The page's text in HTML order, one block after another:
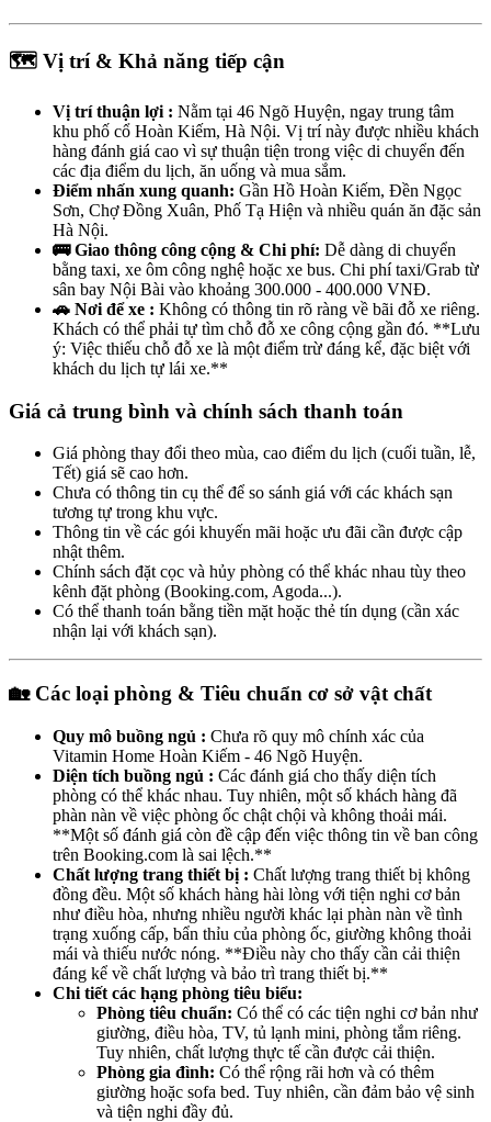
🗺️ Vị trí & Khả năng tiếp cận
Vị trí thuận lợi : Nằm tại 46 Ngõ Huyện, ngay trung tâm
khu phố cổ Hoàn Kiếm, Hà Nội. Vị trí này được nhiều khách
hàng đánh giá cao vì sự thuận tiện trong việc di chuyển đến
các địa điểm du lịch, ăn uống và mua sắm.
Điểm nhấn xung quanh: Gần Hồ Hoàn Kiếm, Đền Ngọc
Sơn, Chợ Đồng Xuân, Phố Tạ Hiện và nhiều quán ăn đặc sản
Hà Nội.
🚌 Giao thông công cộng & Chi phí: Dễ dàng di chuyển
bằng taxi, xe ôm công nghệ hoặc xe bus. Chi phí taxi/Grab từ
sân bay Nội Bài vào khoảng 300.000 - 400.000 VNĐ.
🚗 Nơi để xe : Không có thông tin rõ ràng về bãi đỗ xe riêng.
Khách có thể phải tự tìm chỗ đỗ xe công cộng gần đó. **Lưu
ý: Việc thiếu chỗ đỗ xe là một điểm trừ đáng kể, đặc biệt với
khách du lịch tự lái xe.**
Giá cả trung bình và chính sách thanh toán
Giá phòng thay đổi theo mùa, cao điểm du lịch (cuối tuần, lễ,
Tết) giá sẽ cao hơn.
Chưa có thông tin cụ thể để so sánh giá với các khách sạn
tương tự trong khu vực.
Thông tin về các gói khuyến mãi hoặc ưu đãi cần được cập
nhật thêm.
Chính sách đặt cọc và hủy phòng có thể khác nhau tùy theo
kênh đặt phòng (Booking.com, Agoda...).
Có thể thanh toán bằng tiền mặt hoặc thẻ tín dụng (cần xác
nhận lại với khách sạn).
🏡 Các loại phòng & Tiêu chuẩn cơ sở vật chất
Quy mô buồng ngủ : Chưa rõ quy mô chính xác của
Vitamin Home Hoàn Kiếm - 46 Ngõ Huyện.
Diện tích buồng ngủ : Các đánh giá cho thấy diện tích
phòng có thể khác nhau. Tuy nhiên, một số khách hàng đã
phàn nàn về việc phòng ốc chật chội và không thoải mái.
**Một số đánh giá còn đề cập đến việc thông tin về ban công
trên Booking.com là sai lệch.**
Chất lượng trang thiết bị : Chất lượng trang thiết bị không
đồng đều. Một số khách hàng hài lòng với tiện nghi cơ bản
như điều hòa, nhưng nhiều người khác lại phàn nàn về tình
trạng xuống cấp, bẩn thỉu của phòng ốc, giường không thoải
mái và thiếu nước nóng. **Điều này cho thấy cần cải thiện
đáng kể về chất lượng và bảo trì trang thiết bị.**
Chi tiết các hạng phòng tiêu biểu:
Phòng tiêu chuẩn: Có thể có các tiện nghi cơ bản như
giường, điều hòa, TV, tủ lạnh mini, phòng tắm riêng.
Tuy nhiên, chất lượng thực tế cần được cải thiện.
Phòng gia đình: Có thể rộng rãi hơn và có thêm
giường hoặc sofa bed. Tuy nhiên, cần đảm bảo vệ sinh
và tiện nghi đầy đủ.